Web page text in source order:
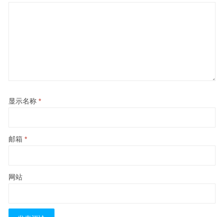
显示名称 *
邮箱 *
网站